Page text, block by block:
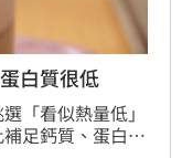
白質很低
「看似熱量低」
足鈣質、蛋白質